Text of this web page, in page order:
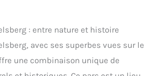
: entre nature et histoire
avec ses superbes vues sur le
une combinaison unique de